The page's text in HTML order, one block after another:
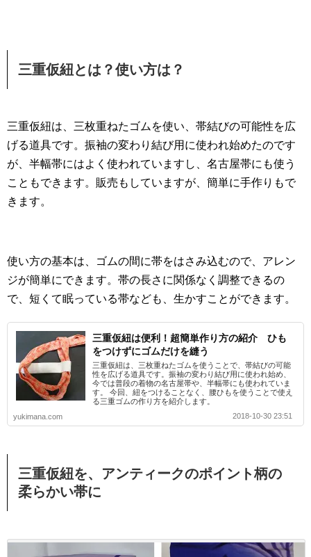
三重仮紐とは？使い方は？
三重仮紐は、三枚重ねたゴムを使い、帯結びの可能性を広
げる道具です。振袖の変わり結び用に使われ始めたのです
が、半幅帯にはよく使われていますし、名古屋帯にも使う
こともできます。販売もしていますが、簡単に手作りもで
きます。
使い方の基本は、ゴムの間に帯をはさみ込むので、アレン
ジが簡単にできます。帯の長さに関係なく調整できるの
で、短くて眠っている帯なども、生かすことができます。
三重仮紐は便利！超簡単作り方の紹介 ひも
をつけずにゴムだけを縫う
三重仮紐は、三枚重ねたゴムを使うことで、帯結びの可能
性を広げる道具です。振袖の変わり結び用に使われ始め、
今では普段の着物の名古屋帯や、半幅帯にも使われていま
す。 今回、紐をつけることなく、腰ひもを使うことで使え
る三重ゴムの作り方を紹介します。
yukimana.com
2018-10-30 23:51
三重仮紐を、アンティークのポイント柄の
柔らかい帯に